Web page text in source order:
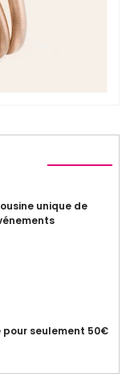
unique de
pour seulement 50€